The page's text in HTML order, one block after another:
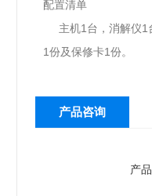
配置清单
主机1台，消解仪1
1份及保修卡1份。
产品咨询
产